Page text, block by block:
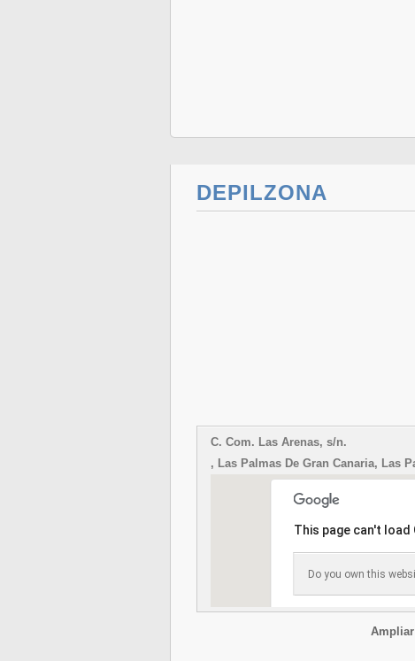
DEPILZONA
C. Com. Las Arenas, s/n.
, Las Palmas De Gran Canaria, Las
This page can't
Do you own this